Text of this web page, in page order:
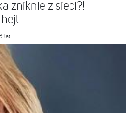
zniknie z sieci?!
lat